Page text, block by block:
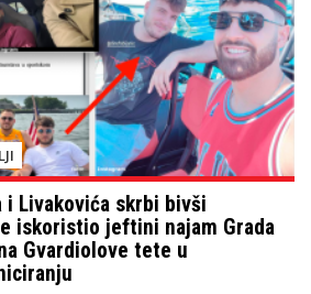
i Livakovića skrbi bivši
iskoristio jeftini najam Grada
Gvardiolove tete u